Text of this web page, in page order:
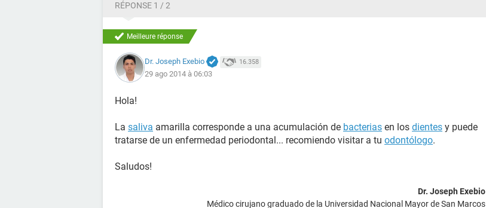
RÉPONSE 1 / 2
Meilleure réponse
Dr. Joseph Exebio 16.358
29 ago 2014 à 06:03
Hola!
La saliva amarilla corresponde a una acumulación de bacterias en los dientes y puede
tratarse de un enfermedad periodontal... recomiendo visitar a tu odontólogo.
Saludos!
Dr. Joseph Exebio
Médico cirujano graduado de la Universidad Nacional Mayor de San Marcos